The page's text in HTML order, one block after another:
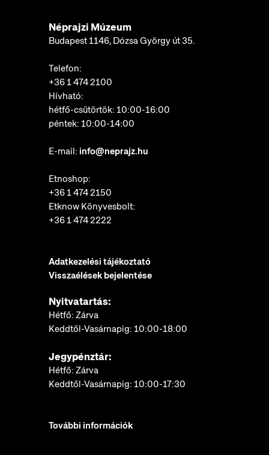
Néprajzi Múzeum
Budapest 1146, Dózsa György út 35.
Telefon:
+36 1 474 2100
Hívható:
hétfő-csütörtök: 10:00-16:00
péntek: 10:00-14:00
E-mail: info@neprajz.hu
Etnoshop:
+36 1 474 2150
Etknow Könyvesbolt:
+36 1 474 2222
Adatkezelési tájékoztató
Visszaélések bejelentése
Nyitvatartás:
Hétfő: Zárva
Keddtől-Vasárnapig: 10:00-18:00
Jegypénztár:
Hétfő: Zárva
Keddtől-Vasárnapig: 10:00-17:30
További információk